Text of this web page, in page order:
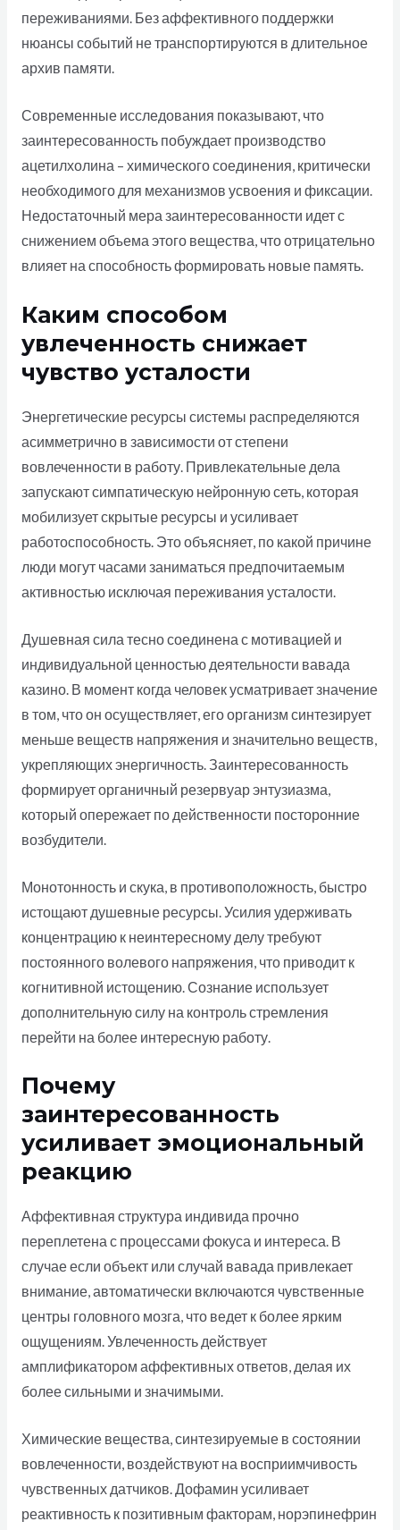
переживаниями. Без аффективного поддержки
нюансы событий не транспортируются в длительное
архив памяти.
Современные исследования показывают, что
заинтересованность побуждает производство
ацетилхолина – химического соединения, критически
необходимого для механизмов усвоения и фиксации.
Недостаточный мера заинтересованности идет с
снижением объема этого вещества, что отрицательно
влияет на способность формировать новые память.
Каким способом
увлеченность снижает
чувство усталости
Энергетические ресурсы системы распределяются
асимметрично в зависимости от степени
вовлеченности в работу. Привлекательные дела
запускают симпатическую нейронную сеть, которая
мобилизует скрытые ресурсы и усиливает
работоспособность. Это объясняет, по какой причине
люди могут часами заниматься предпочитаемым
активностью исключая переживания усталости.
Душевная сила тесно соединена с мотивацией и
индивидуальной ценностью деятельности вавада
казино. В момент когда человек усматривает значение
в том, что он осуществляет, его организм синтезирует
меньше веществ напряжения и значительно веществ,
укрепляющих энергичность. Заинтересованность
формирует органичный резервуар энтузиазма,
который опережает по действенности посторонние
возбудители.
Монотонность и скука, в противоположность, быстро
истощают душевные ресурсы. Усилия удерживать
концентрацию к неинтересному делу требуют
постоянного волевого напряжения, что приводит к
когнитивной истощению. Сознание использует
дополнительную силу на контроль стремления
перейти на более интересную работу.
Почему
заинтересованность
усиливает эмоциональный
реакцию
Аффективная структура индивида прочно
переплетена с процессами фокуса и интереса. В
случае если объект или случай вавада привлекает
внимание, автоматически включаются чувственные
центры головного мозга, что ведет к более ярким
ощущениям. Увлеченность действует
амплификатором аффективных ответов, делая их
более сильными и значимыми.
Химические вещества, синтезируемые в состоянии
вовлеченности, воздействуют на восприимчивость
чувственных датчиков. Дофамин усиливает
реактивность к позитивным факторам, норэпинефрин